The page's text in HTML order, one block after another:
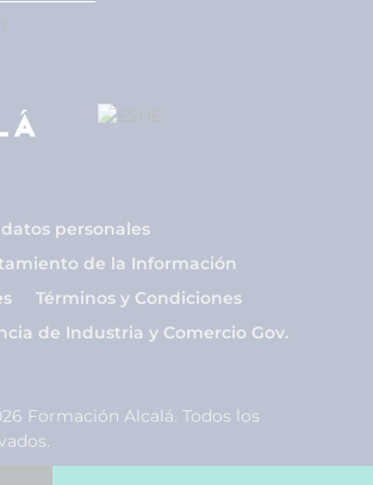
personales
de la Información
Términos y Condiciones
de Industria y Comercio Gov.
Formación Alcalá. Todos los